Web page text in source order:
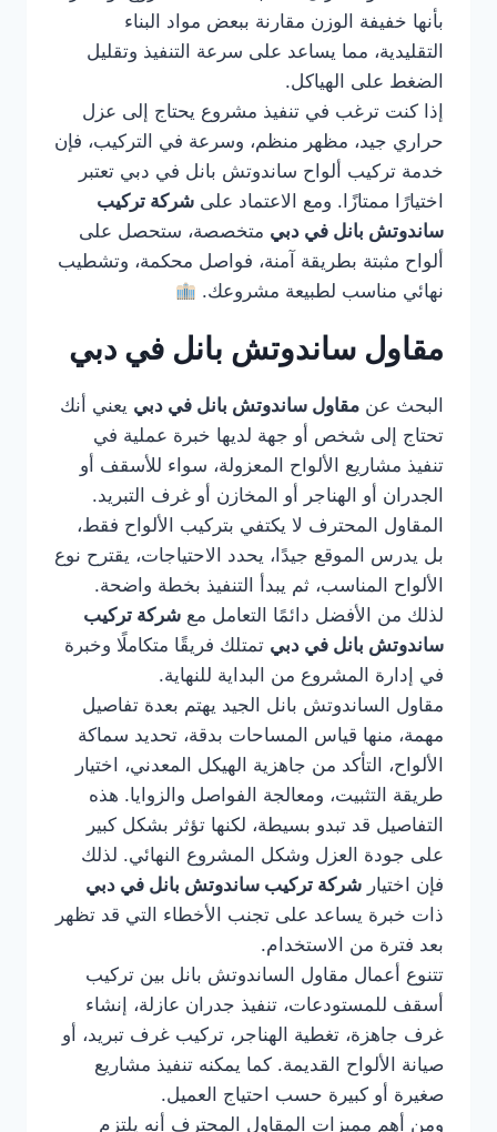
بأنها خفيفة الوزن مقارنة ببعض مواد البناء
التقليدية، مما يساعد على سرعة التنفيذ وتقليل
الضغط على الهياكل.
إذا كنت ترغب في تنفيذ مشروع يحتاج إلى عزل
حراري جيد، مظهر منظم، وسرعة في التركيب، فإن
خدمة تركيب ألواح ساندوتش بانل في دبي تعتبر
اختيارًا ممتازًا. ومع الاعتماد على شركة تركيب
ساندوتش بانل في دبي متخصصة، ستحصل على
ألواح مثبتة بطريقة آمنة، فواصل محكمة، وتشطيب
نهائي مناسب لطبيعة مشروعك.
مقاول ساندوتش بانل في دبي
البحث عن مقاول ساندوتش بانل في دبي يعني أنك
تحتاج إلى شخص أو جهة لديها خبرة عملية في
تنفيذ مشاريع الألواح المعزولة، سواء للأسقف أو
الجدران أو الهناجر أو المخازن أو غرف التبريد.
المقاول المحترف لا يكتفي بتركيب الألواح فقط،
بل يدرس الموقع جيدًا، يحدد الاحتياجات، يقترح نوع
الألواح المناسب، ثم يبدأ التنفيذ بخطة واضحة.
لذلك من الأفضل دائمًا التعامل مع شركة تركيب
ساندوتش بانل في دبي تمتلك فريقًا متكاملًا وخبرة
في إدارة المشروع من البداية للنهاية.
مقاول الساندوتش بانل الجيد يهتم بعدة تفاصيل
مهمة، منها قياس المساحات بدقة، تحديد سماكة
الألواح، التأكد من جاهزية الهيكل المعدني، اختيار
طريقة التثبيت، ومعالجة الفواصل والزوايا. هذه
التفاصيل قد تبدو بسيطة، لكنها تؤثر بشكل كبير
على جودة العزل وشكل المشروع النهائي. لذلك
فإن اختيار شركة تركيب ساندوتش بانل في دبي
ذات خبرة يساعد على تجنب الأخطاء التي قد تظهر
بعد فترة من الاستخدام.
تتنوع أعمال مقاول الساندوتش بانل بين تركيب
أسقف للمستودعات، تنفيذ جدران عازلة، إنشاء
غرف جاهزة، تغطية الهناجر، تركيب غرف تبريد، أو
صيانة الألواح القديمة. كما يمكنه تنفيذ مشاريع
صغيرة أو كبيرة حسب احتياج العميل.
ومن أهم مميزات المقاول المحترف أنه يلتزم